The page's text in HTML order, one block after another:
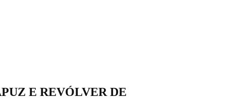
E REVÓLVER DE